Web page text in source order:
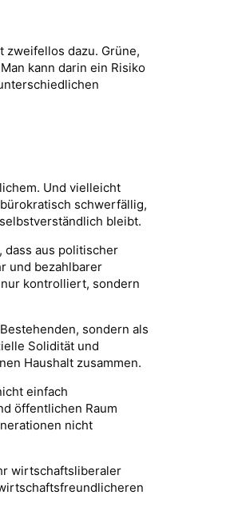
zweifellos dazu. Grüne,
kann darin ein Risiko
Und vielleicht
schwerfällig,
bleibt.
dass aus politischer
und bezahlbarer
kontrolliert, sondern
sondern als
Solidität und
Haushalt zusammen.
einfach
öffentlichen Raum
nicht
wirtschaftsliberaler